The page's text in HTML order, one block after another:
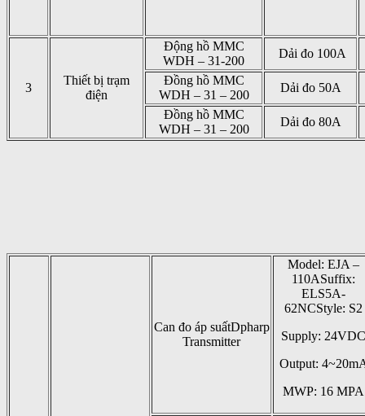
3
Thiết bị trạm
điện
Động hồ MMC
WDH – 31-200
Dải đo 100A
Đồng hồ MMC
WDH – 31 – 200
Dải đo 50A
Đồng hồ MMC
WDH – 31 – 200
Dải đo 80A
Can đo áp suấtDpharp
Transmitter
Model: EJA –
110ASuffix:
ELS5A-
62NCStyle: S2
Supply: 24VDC
Output:
MWP: 16 MPA